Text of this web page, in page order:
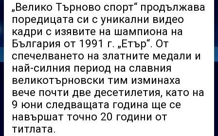
„Велико Търново спорт“ продължава
поредицата си с уникални видео
кадри с изявите на шампиона на
България от 1991 г. „Етър“. От
спечелването на златните медали и
най-силния период на славния
великотърновски тим изминаха
вече почти две десетилетия, като на
9 юни следващата година ще се
навършат точно 20 години от
титлата.